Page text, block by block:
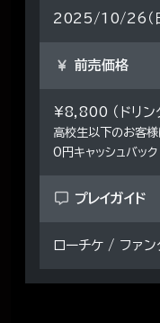
2025/10/26（
前売価格
¥8,800 （ドリ
高校生以下のお客
0円キャッシュバック
プレイガイド
ローチケ / ファン